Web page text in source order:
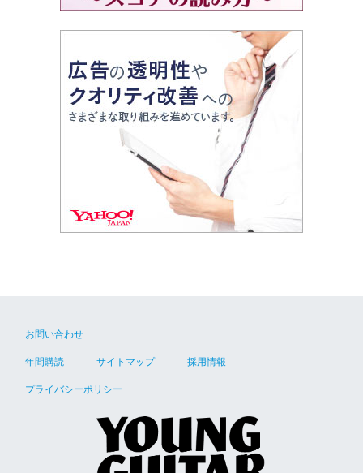
お問い合わせ
年間購読 サイトマップ 採用情報
プライバシーポリシー